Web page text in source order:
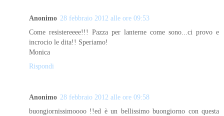
Anonimo 28 febbraio 2012 alle ore 09:53
Come resistereeee!!! Pazza per lanterne come sono...ci provo e
incrocio le dita!! Speriamo!
Monica
Rispondi
Anonimo 28 febbraio 2012 alle ore 09:58
buongiornissimoooo !!ed è un bellissimo buongiorno con questa